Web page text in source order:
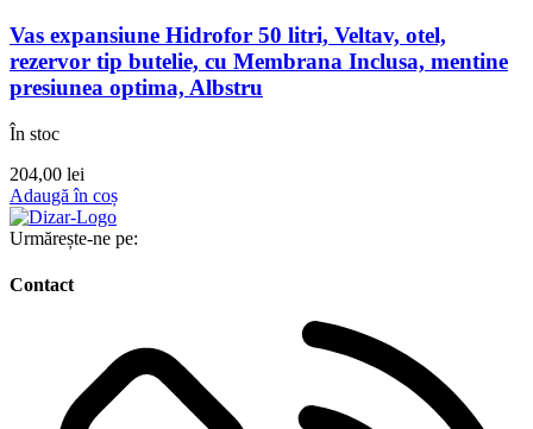
Vas expansiune Hidrofor 50 litri, Veltav, otel,
rezervor tip butelie, cu Membrana Inclusa, mentine
presiunea optima, Albstru
În stoc
204,00 lei
Adaugă în coș
Urmărește-ne pe:
Contact